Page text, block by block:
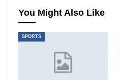
You Might Also Like
SPORTS